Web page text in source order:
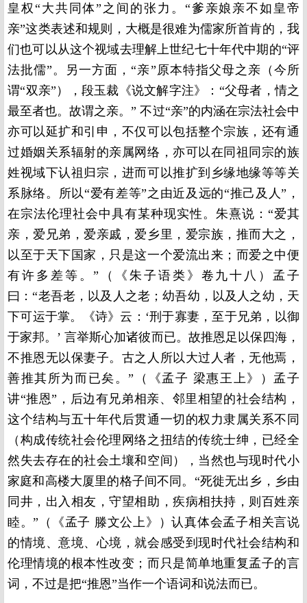
皇权“大共同体”之间的张力。“爹亲娘亲不如皇帝
亲”这类表述和规则，大概是很难为儒家所首肯的，我
们也可以从这个视域去理解上世纪七十年代中期的“评
法批儒”。另一方面，“亲”原本特指父母之亲（今所
谓“双亲”），段玉裁《说文解字注》：“父母者，情之
最至者也。故谓之亲。” 不过“亲”的内涵在宗法社会中
亦可以延扩和引申，不仅可以包括整个宗族，还有通
过婚姻关系辐射的亲属网络，亦可以在同祖同宗的族
姓视域下认祖归宗，进而可以推扩到乡缘地缘等等关
系脉络。所以“爱有差等”之由近及远的“推己及人”，
在宗法伦理社会中具有某种现实性。朱熹说：“爱其
亲，爱兄弟，爱亲戚，爱乡里，爱宗族，推而大之，
以至于天下国家，只是这一个爱流出来；而爱之中便
有许多差等。”（《朱子语类》卷九十八）孟子
曰：“老吾老，以及人之老；幼吾幼，以及人之幼，天
下可运于掌。《诗》云：‘刑于寡妻，至于兄弟，以御
于家邦。’ 言举斯心加诸彼而已。故推恩足以保四海，
不推恩无以保妻子。古之人所以大过人者，无他焉，
善推其所为而已矣。”（《孟子 梁惠王上》）孟子
讲“推恩”，后边有兄弟相亲、邻里相望的社会结构，
这个结构与五十年代后贯通一切的权力隶属关系不同
（构成传统社会伦理网络之扭结的传统士绅，已经全
然失去存在的社会土壤和空间），当然也与现时代小
家庭和高楼大厦里的格子间不同。“死徙无出乡，乡由
同井，出入相友，守望相助，疾病相扶持，则百姓亲
睦。”（《孟子 滕文公上》）认真体会孟子相关言说
的情境、意境、心境，就会感受到现时代社会结构和
伦理情境的根本性改变；而只是简单地重复孟子的言
词，不过是把“推恩”当作一个语词和说法而已。